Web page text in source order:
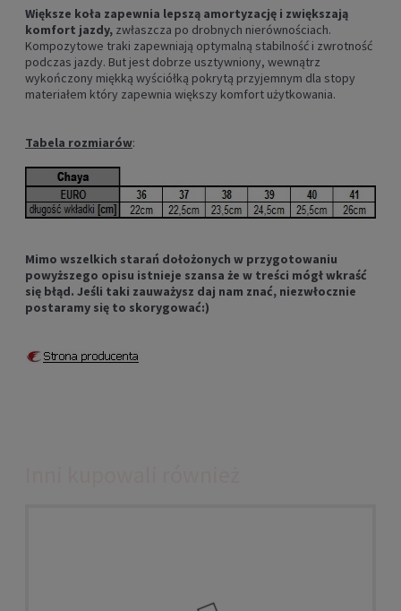
Większe koła zapewnia lepszą amortyzację i zwiększają
komfort jazdy, zwłaszcza po drobnych nierównościach.
Kompozytowe traki zapewniają optymalną stabilność i zwrotność
podczas jazdy. But jest dobrze usztywniony, wewnątrz
wykończony miękką wyściółką pokrytą przyjemnym dla stopy
materiałem który zapewnia większy komfort użytkowania.
Tabela rozmiarów:
Mimo wszelkich starań dołożonych w przygotowaniu
powyższego opisu istnieje szansa że w treści mógł wkraść
się błąd. Jeśli taki zauważysz daj nam znać, niezwłocznie
postaramy się to skorygować:)